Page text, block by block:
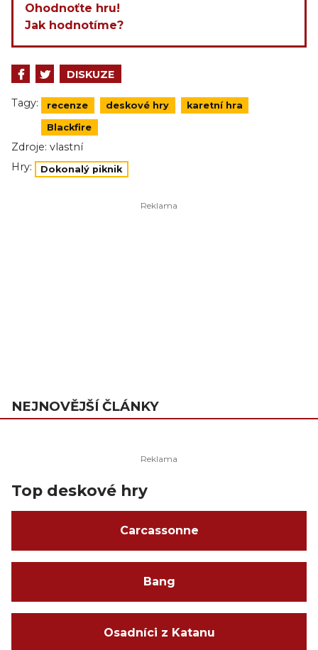
Ohodnoťte hru!
Jak hodnotíme?
DISKUZE
Tagy: recenze deskové hry karetní hra
Blackfire
Zdroje: vlastní
Hry:
Dokonalý piknik
NEJNOVĚJŠÍ ČLÁNKY
Top deskové hry
Carcassonne
Bang
Osadníci z Katanu